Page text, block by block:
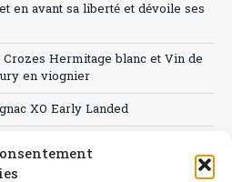
en avant sa liberté et dévoile ses
Hermitage blanc et Vin de
en viognier
XO Early Landed